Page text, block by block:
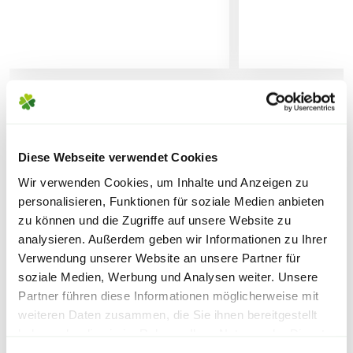
Diese Webseite verwendet Cookies
Wir verwenden Cookies, um Inhalte und Anzeigen zu
personalisieren, Funktionen für soziale Medien anbieten
zu können und die Zugriffe auf unsere Website zu
analysieren. Außerdem geben wir Informationen zu Ihrer
Verwendung unserer Website an unsere Partner für
soziale Medien, Werbung und Analysen weiter. Unsere
Partner führen diese Informationen möglicherweise mit
weiteren Daten zusammen, die Sie ihnen bereitgestellt
werden. Die am Produkt angegebene
Liefergröße entspricht der Höhe ohne
Topf oder dem Topfvolumen.
KÖNNEN ENTSTEHEN
PAKETVERSAND
6,95€für Standardpakete (z.B.Dünger oder
Zubehör)
7,95€für größere Pakete (z.B. Pflanzen oder
Erde)